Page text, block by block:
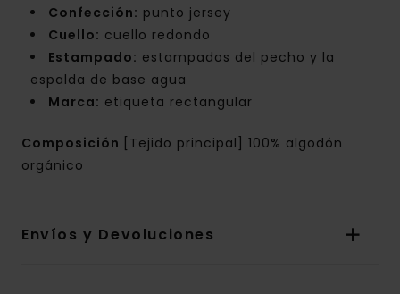
Confección: punto jersey
Cuello: cuello redondo
Estampado: estampados del pecho y la
espalda de base agua
Marca: etiqueta rectangular
Composición [Tejido principal] 100% algodón
orgánico
Envíos y Devoluciones